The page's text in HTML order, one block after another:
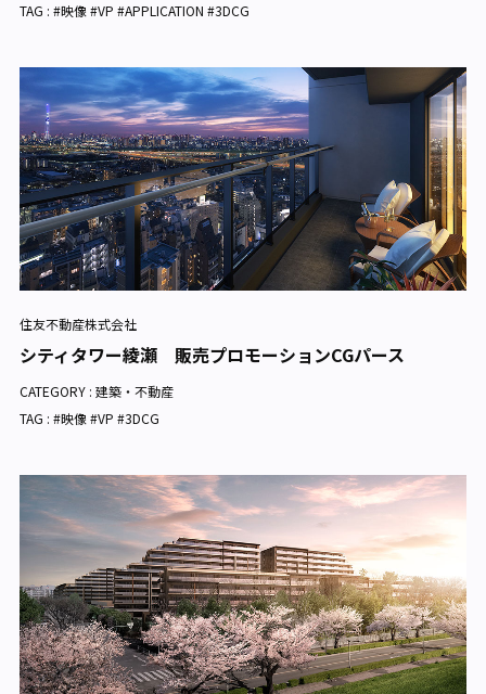
TAG : #映像 #VP #APPLICATION #3DCG
住友不動産株式会社
シティタワー綾瀬 販売プロモーションCGパース
CATEGORY : 建築・不動産
TAG : #映像 #VP #3DCG